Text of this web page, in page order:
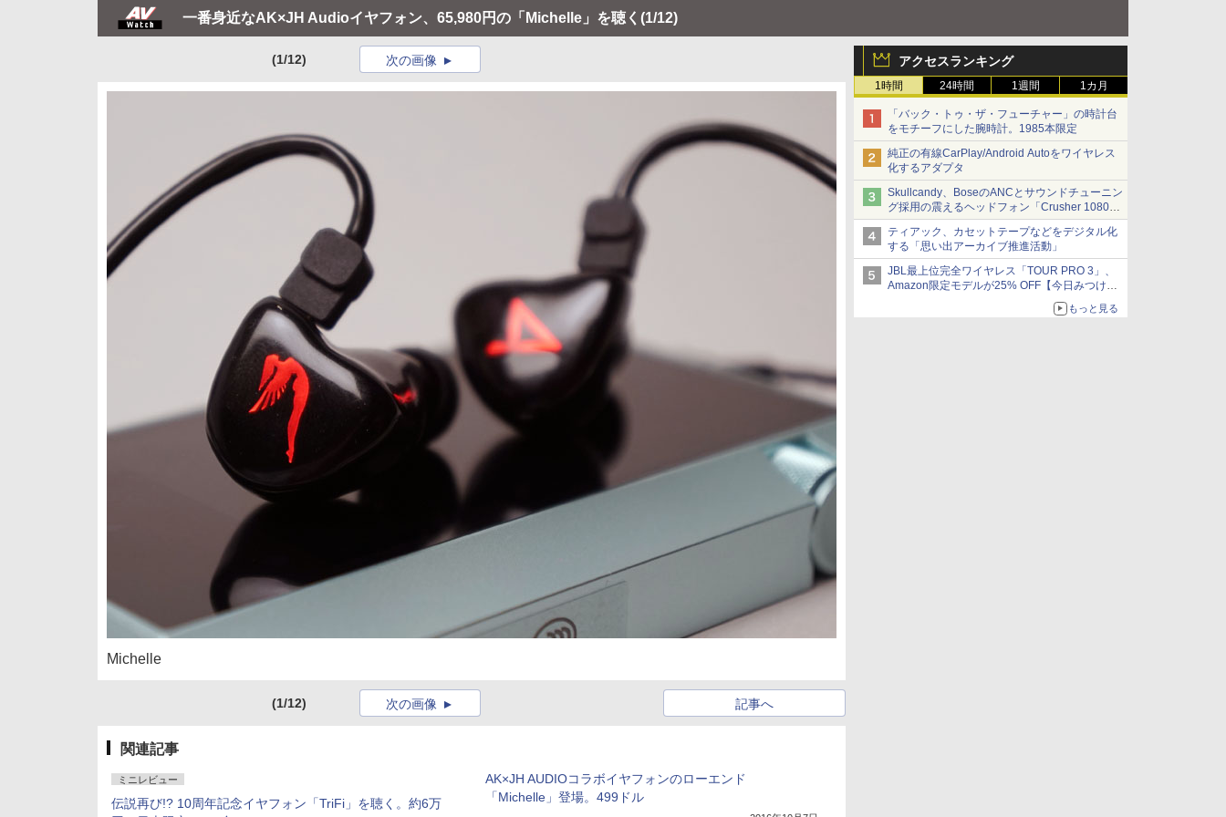
一番身近なAK×JH Audioイヤフォン、65,980円の「Michelle」を聴く (1/12)
アクセスランキング
1時間 24時間 1週間 1カ月
「バック・トゥ・ザ・フューチャー」の時計台
をモチーフにした腕時計。1985本限定
純正の有線CarPlay/Android Autoをワイヤレス
化するアダプタ
Skullcandy、BoseのANCとサウンドチューニン
グ採用の震えるヘッドフォン「Crusher 1080
ANC」
ティアック、カセットテープなどをデジタル化
する「思い出アーカイブ推進活動」
JBL最上位完全ワイヤレス「TOUR PRO 3」、
Amazon限定モデルが25% OFF【今日みつけた
もっと見る
(1/12) 次の画像
Michelle
(1/12) 記事へ
次の画像
関連記事
ミニレビュー
伝説再び!? 10周年記念イヤフォン「TriFi」を聴く。約6万
AK×JH AUDIOコラボイヤフォンのローエンド
「Michelle」登場。499ドル